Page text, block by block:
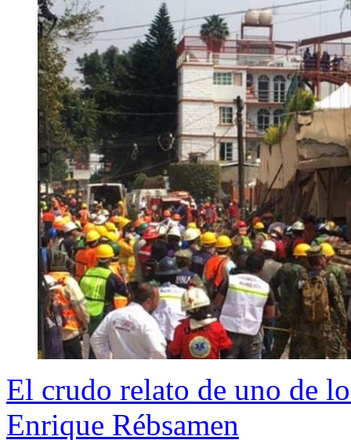
El crudo relato de uno de
Enrique Rébsamen